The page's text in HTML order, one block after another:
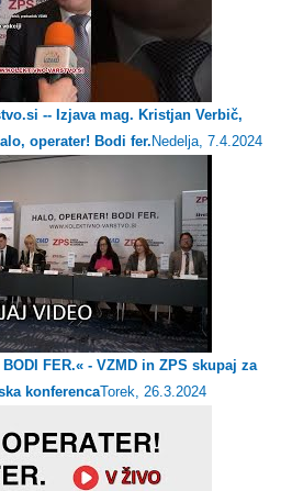
-- Izjava mag. Kristjan Verbič,
operater! Bodi fer.Nedelja, 7.4.2024
BODI FER.« - VZMD in ZPS skupaj za
konferencaTorek, 26.3.2024